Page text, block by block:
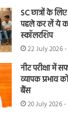
SC छात्रों के
पहले कर लें ये
स्कॉलरशिप
22 July 2026 -
नीट परीक्षा में
व्यापक प्रभाव
बैंस
20 July 2026 -